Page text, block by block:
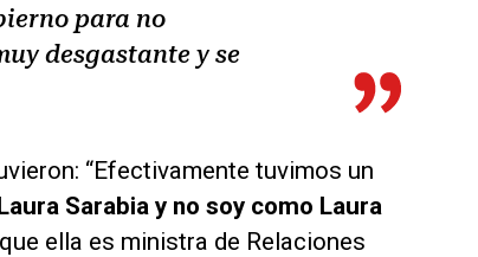
para no
desgastante y se
“Efectivamente tuvimos un
Sarabia y no soy como Laura
ella es ministra de Relaciones